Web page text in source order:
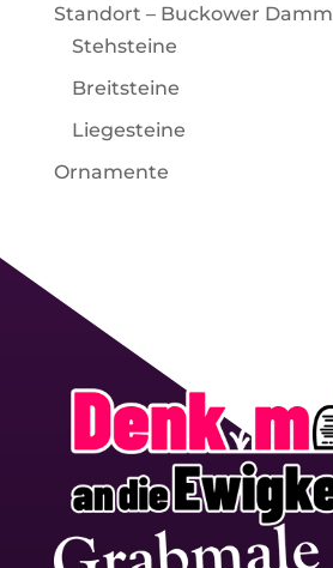
Standort – Buckower Damm
Stehsteine
Breitsteine
Liegesteine
Ornamente